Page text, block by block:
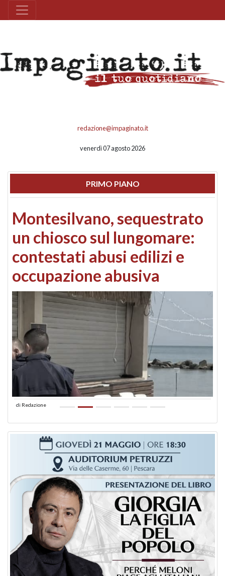
redazione@impaginato.it
venerdì 07 agosto 2026
PRIMO PIANO
Montesilvano, sequestrato
un chiosco sul lungomare:
contestati abusi edilizi e
occupazione abusiva
di Redazione